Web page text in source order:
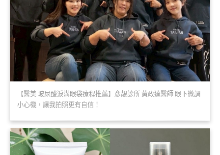
【醫美 玻尿酸淚溝眼袋療程推薦】彥靚診所 黃政達醫師 眼下微調
小心機，讓我拍照更有自信！